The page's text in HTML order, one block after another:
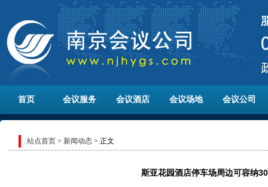
首页 会议服务 会议酒店 会议场地 会议公司
站点首页 > 新闻动态 > 正文
斯亚花园酒店停车场周边可容纳